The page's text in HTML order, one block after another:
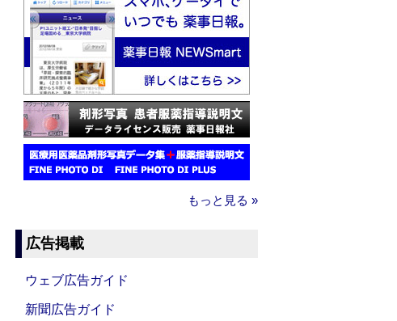
もっと見る »
広告掲載
ウェブ広告ガイド
新聞広告ガイド